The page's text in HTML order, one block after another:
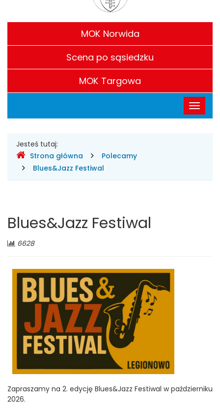
MOK Norwida
Scena po sąsiedzku
MOK Targowa
główne
Gdzie
jesteśmy
Jesteś tutaj:
Strona główna
Polecamy
Blues&Jazz Festiwal
Blues&Jazz Festiwal
Liczba
6628
Zapraszamy na 2. edycję Blues&Jazz Festiwal w październiku
2026.